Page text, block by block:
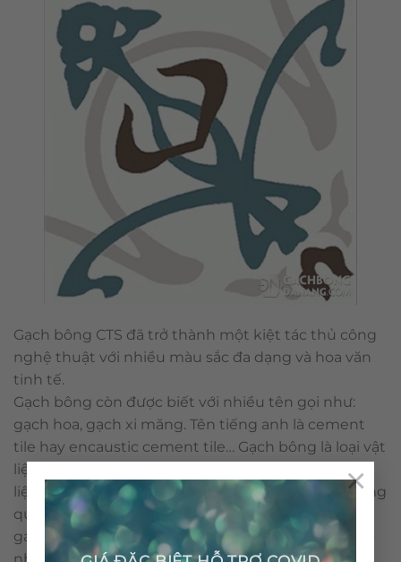
×
Gạch bông CTS đã trở thành một kiệt tác thủ công
nghệ thuật với nhiều màu sắc đa dạng và hoa văn
tinh tế.
Gạch bông còn được biết với nhiều tên gọi như:
gạch hoa, gạch xi măng. Tên tiếng anh là cement
tile hay encaustic cement tile… Gạch bông là loại vật
liệu thân thiện môi trường với những nguyên vật
liệu tự nhiên và không sử dụng nhiên liệu đốt trong
quá trình sản xuất. Cấu tạo & qui trình nên viên
gạch bông được sản xuất thủ công không gây ra ô